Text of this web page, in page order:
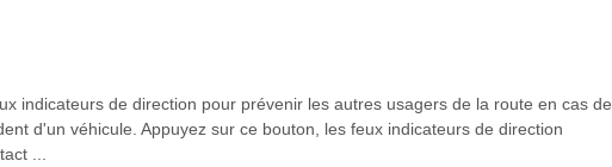
indicateurs de direction pour prévenir les autres usagers de la route en cas de
d'un véhicule. Appuyez sur ce bouton, les feux indicateurs de direction
...